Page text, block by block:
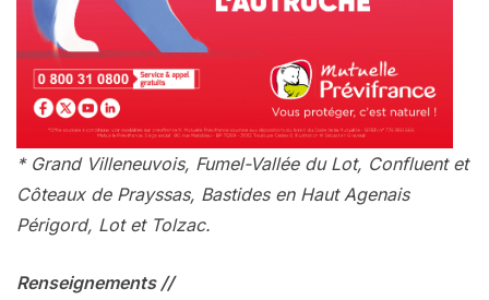
* Grand Villeneuvois, Fumel-Vallée du Lot, Confluent et
Côteaux de Prayssas, Bastides en Haut Agenais
Périgord, Lot et Tolzac.
Renseignements //